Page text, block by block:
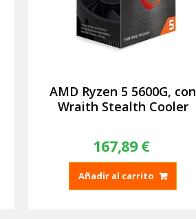
AMD Ryzen 5 5600G, con
Wraith Stealth Cooler
167,89€
Añadir al carrito